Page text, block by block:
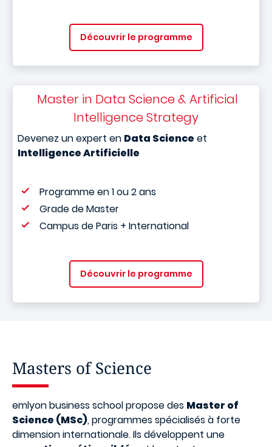
Découvrir le programme
Master in Data Science & Artificial
Intelligence Strategy
Devenez un expert en Data Science et
Intelligence Artificielle
Programme en 1 ou 2 ans
Grade de Master
Campus de Paris + International
Découvrir le programme
Masters of Science
emlyon business school propose des Master of
Science (MSc), programmes spécialisés à forte
dimension internationale. Ils développent une